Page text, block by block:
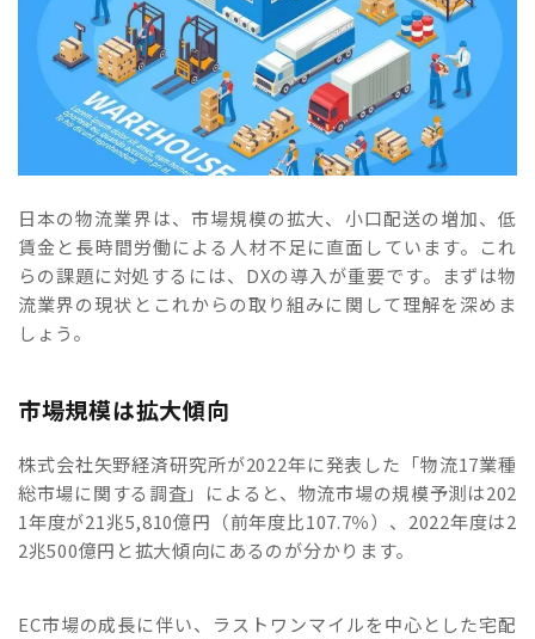
日本の物流業界は、市場規模の拡大、小口配送の増加、低
賃金と長時間労働による人材不足に直面しています。これ
らの課題に対処するには、DXの導入が重要です。まずは物
流業界の現状とこれからの取り組みに関して理解を深めま
しょう。
市場規模は拡大傾向
株式会社矢野経済研究所が2022年に発表した「物流17業種
総市場に関する調査」によると、物流市場の規模予測は202
1年度が21兆5,810億円（前年度比107.7％）、2022年度は2
2兆500億円と拡大傾向にあるのが分かります。
EC市場の成長に伴い、ラストワンマイルを中心とした宅配